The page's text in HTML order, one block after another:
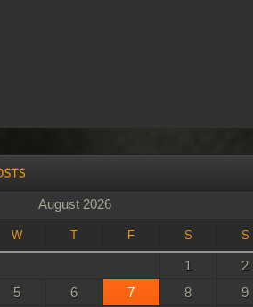
August 2026
W T F S S
1
2
5 6 7 8
9